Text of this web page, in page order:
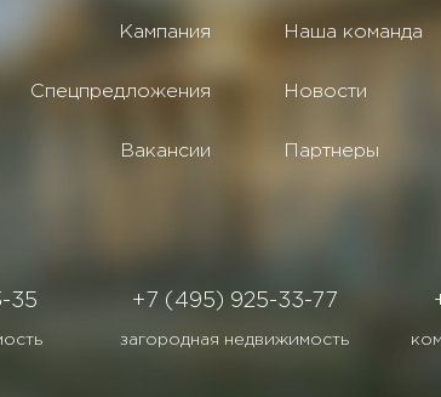
Кампания
Спецпредложения
Вакансии
Наша команда
Новости
Партнеры
35 +7 (495) 925-33-77
загородная недвижимость